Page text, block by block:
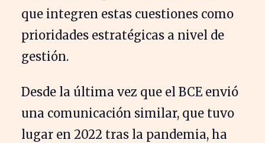
que integren estas cuestiones como
prioridades estratégicas a nivel de
gestión.
Desde la última vez que el BCE envió
una comunicación similar, que tuvo
lugar en 2022 tras la pandemia, ha